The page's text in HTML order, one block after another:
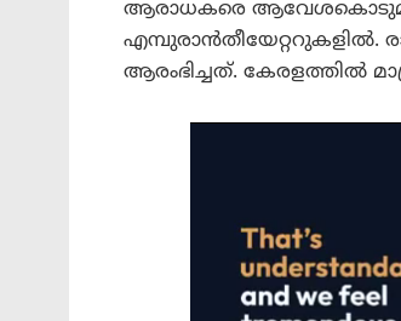
ആരാധകരെ
എമ്പുരാൻതീയേറ്ററുകളിൽ.
ആരംഭിച്ചത്. കേരളത്തിൽ